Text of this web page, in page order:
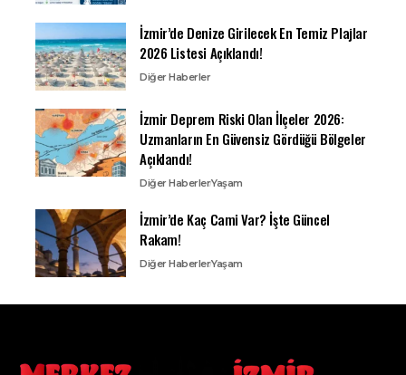
İzmir’de Denize Girilecek En Temiz Plajlar
2026 Listesi Açıklandı!
Diğer Haberler
İzmir Deprem Riski Olan İlçeler 2026:
Uzmanların En Güvensiz Gördüğü Bölgeler
Açıklandı!
Diğer HaberlerYaşam
İzmir’de Kaç Cami Var? İşte Güncel
Rakam!
Diğer HaberlerYaşam